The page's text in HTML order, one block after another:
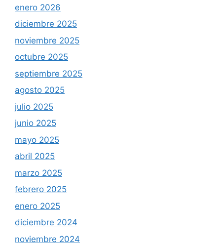
enero 2026
diciembre 2025
noviembre 2025
octubre 2025
septiembre 2025
agosto 2025
julio 2025
junio 2025
mayo 2025
abril 2025
marzo 2025
febrero 2025
enero 2025
diciembre 2024
noviembre 2024